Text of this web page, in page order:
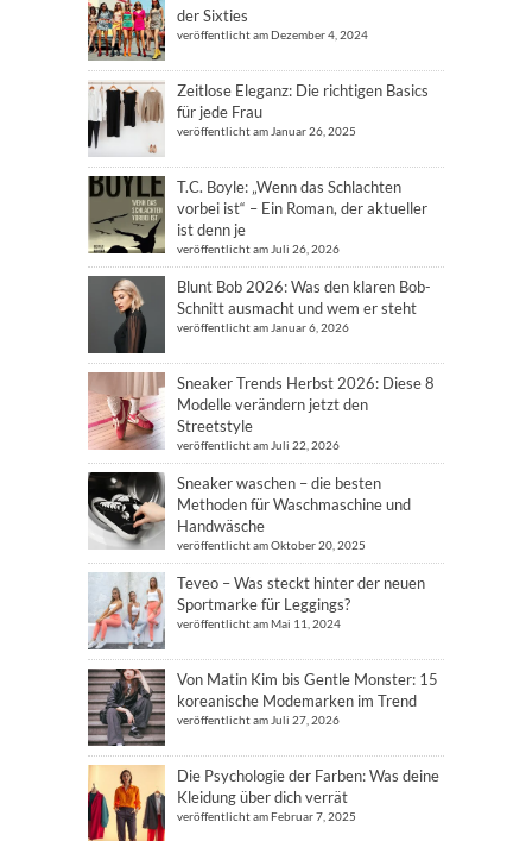
der Sixties
veröffentlicht am Dezember 4, 2024
Zeitlose Eleganz: Die richtigen Basics
für jede Frau
veröffentlicht am Januar 26, 2025
T.C. Boyle: „Wenn das Schlachten
vorbei ist“ – Ein Roman, der aktueller
ist denn je
veröffentlicht am Juli 26, 2026
Blunt Bob 2026: Was den klaren Bob-
Schnitt ausmacht und wem er steht
veröffentlicht am Januar 6, 2026
Sneaker Trends Herbst 2026: Diese 8
Modelle verändern jetzt den
Streetstyle
veröffentlicht am Juli 22, 2026
Sneaker waschen – die besten
Methoden für Waschmaschine und
Handwäsche
veröffentlicht am Oktober 20, 2025
Teveo – Was steckt hinter der neuen
Sportmarke für Leggings?
veröffentlicht am Mai 11, 2024
Von Matin Kim bis Gentle Monster: 15
koreanische Modemarken im Trend
veröffentlicht am Juli 27, 2026
Die Psychologie der Farben: Was deine
Kleidung über dich verrät
veröffentlicht am Februar 7, 2025